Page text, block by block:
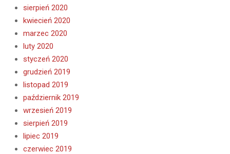
sierpień 2020
kwiecień 2020
marzec 2020
luty 2020
styczeń 2020
grudzień 2019
listopad 2019
październik 2019
wrzesień 2019
sierpień 2019
lipiec 2019
czerwiec 2019